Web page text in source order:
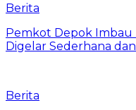
Berita
Pemkot Depok Imbau
Digelar Sederhana
Berita